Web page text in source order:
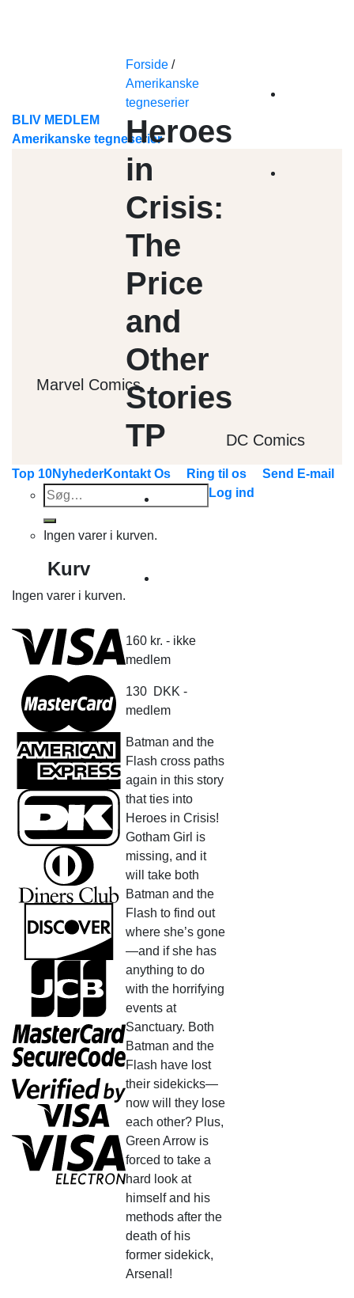
BLIV MEDLEM
Amerikanske tegneserier
Marvel Comics
DC Comics
Top 10NyhederKontakt Os Ring til os
Send E-mail
Søg
efter:
Log ind
Ingen varer i kurven.
Kurv
Ingen varer i kurven.
Forside /
Amerikanske
tegneserier
Heroes
in
Crisis:
The
Price
and
Other
Stories
TP
160 kr. - ikke
medlem
130 DKK -
medlem
Batman and the
Flash cross paths
again in this story
that ties into
Heroes in Crisis!
Gotham Girl is
missing, and it
will take both
Batman and the
Flash to find out
where she’s gone
—and if she has
anything to do
with the horrifying
events at
Sanctuary. Both
Batman and the
Flash have lost
their sidekicks—
now will they lose
each other? Plus,
Green Arrow is
forced to take a
hard look at
himself and his
methods after the
death of his
former sidekick,
Arsenal!